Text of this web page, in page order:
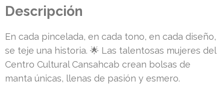
Descripción
En cada pincelada, en cada tono, en cada diseño,
se teje una historia. 🌟 Las talentosas mujeres del
Centro Cultural Cansahcab crean bolsas de
manta únicas, llenas de pasión y esmero.